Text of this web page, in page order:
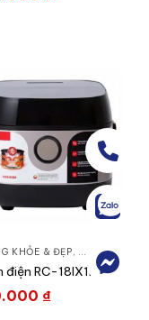
CƠM ĐIỆN
KHỎE & ĐẸP, NỒI - ẤM -
điện RC-18IX1PV
₫